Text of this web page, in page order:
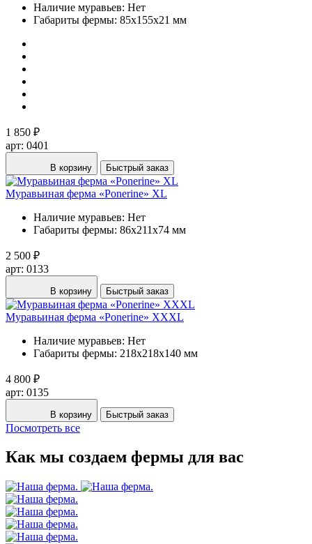
Наличие муравьев: Нет
Габариты фермы: 85х155х21 мм
1 850 ₽
арт: 0401
В корзину Быстрый заказ
Муравьиная ферма «Ponerine» XL
Наличие муравьев: Нет
Габариты фермы: 86х211х74 мм
2 500 ₽
арт: 0133
В корзину Быстрый заказ
Муравьиная ферма «Ponerine» XXXL
Наличие муравьев: Нет
Габариты фермы: 218х218х140 мм
4 800 ₽
арт: 0135
В корзину Быстрый заказ
Посмотреть все
Как мы создаем фермы для вас